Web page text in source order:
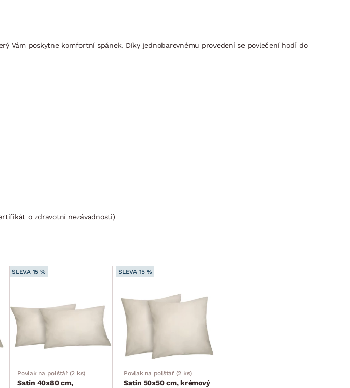
Vám poskytne komfortní spánek. Díky jednobarevnému provedení se povlečení hodí do
o zdravotní nezávadnosti)
SLEVA 15 %
Povlak na polštář (2 ks)
Satin 40x80 cm,
SLEVA 15 %
Povlak na polštář (2 ks)
Satin 50x50 cm, krémový